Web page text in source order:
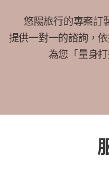
悠陽旅行的專案訂
提供一對一的諮詢，
為您「量身